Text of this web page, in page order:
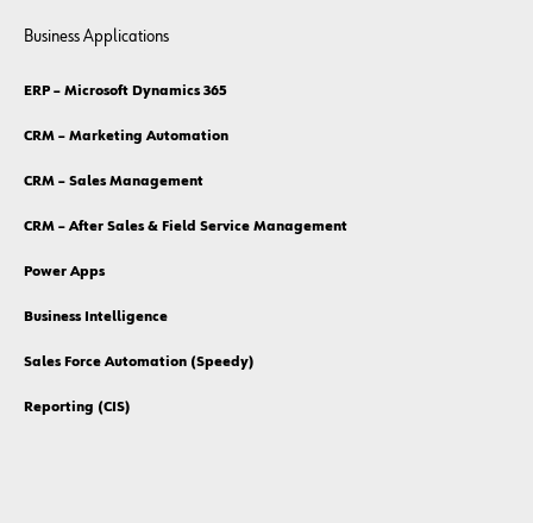
Business Applications
ERP – Microsoft Dynamics 365
CRM – Marketing Automation
CRM – Sales Management
CRM – After Sales & Field Service Management
Power Apps
Business Intelligence
Sales Force Automation (Speedy)
Reporting (CIS)